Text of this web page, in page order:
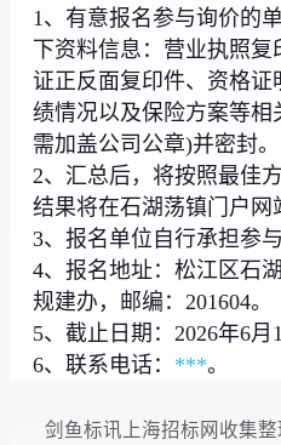
1、有意报名参与询价的
下资料信息：营业执照
证正反面复印件、资格
绩情况以及保险方案等
需加盖公司公章)并密封。
2、汇总后，将按照最佳
结果将在石湖荡镇门户网
3、报名单位自行承担参
4、报名地址：松江区石
规建办，邮编：201604。
5、截止日期：2026年6月
6、联系电话： ***。
剑鱼标讯上海招标网收集